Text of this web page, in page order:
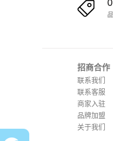
招商合作
联系我们
联系客服
商家入驻
品牌加盟
关于我们